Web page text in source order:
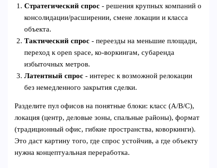
Стратегический спрос - решения крупных компаний о
консолидации/расширении, смене локации и класса
объекта.
Тактический спрос - переезды на меньшие площади,
переход к open space, ко‑воркингам, субаренда
избыточных метров.
Латентный спрос - интерес к возможной релокации
без немедленного закрытия сделки.
Разделите пул офисов на понятные блоки: класс (A/B/C),
локация (центр, деловые зоны, спальные районы), формат
(традиционный офис, гибкие пространства, коворкинги).
Это даст картину того, где спрос устойчив, а где объекту
нужна концептуальная переработка.